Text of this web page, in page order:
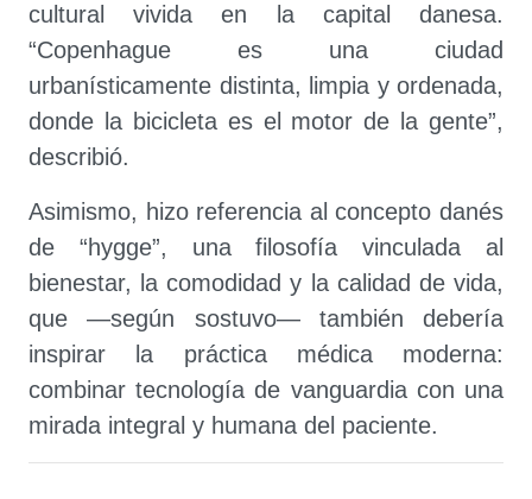
cultural vivida en la capital danesa.
“Copenhague es una ciudad
urbanísticamente distinta, limpia y ordenada,
donde la bicicleta es el motor de la gente”,
describió.
Asimismo, hizo referencia al concepto danés
de “hygge”, una filosofía vinculada al
bienestar, la comodidad y la calidad de vida,
que —según sostuvo— también debería
inspirar la práctica médica moderna:
combinar tecnología de vanguardia con una
mirada integral y humana del paciente.